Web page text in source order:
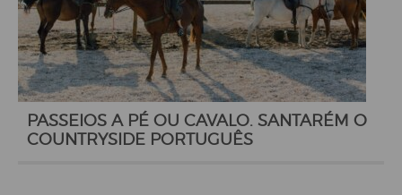
PASSEIOS A PÉ OU CAVALO. SANTARÉM O
COUNTRYSIDE PORTUGUÊS